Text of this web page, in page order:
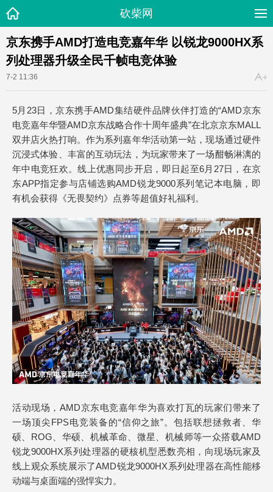
砍柴网
京东携手AMD打造电竞嘉年华 以锐龙9000HX系
列处理器升级全民千帧电竞体验
7-2 11:36
5月23日，京东携手AMD集结硬件品牌伙伴打造的“AMD京东
电竞嘉年华暨AMD京东战略合作十周年盛典”在北京京东MALL
双井店火热打响。作为系列嘉年华活动第一站，现场通过硬件
沉浸式体验、丰富的互动玩法，为玩家带来了一场酣畅淋漓的
年中电竞狂欢。线上优惠同步开启，即日起至6月27日，在京
东APP指定参与店铺选购AMD锐龙9000系列笔记本电脑，即
有机会获得《无畏契约》点券等超值好礼福利。
活动现场，AMD京东电竞嘉年华为喜欢打瓦的玩家们带来了
一场顶尖FPS电竞装备的“信仰之旅”。包括联想拯救者、华
硕、ROG、华硕、机械革命、微星、机械师等一众搭载AMD
锐龙9000HX系列处理器的硬核机型悉数亮相，向现场玩家及
线上观众系统展示了AMD锐龙9000HX系列处理器在高性能移
动端与桌面端的强悍实力。